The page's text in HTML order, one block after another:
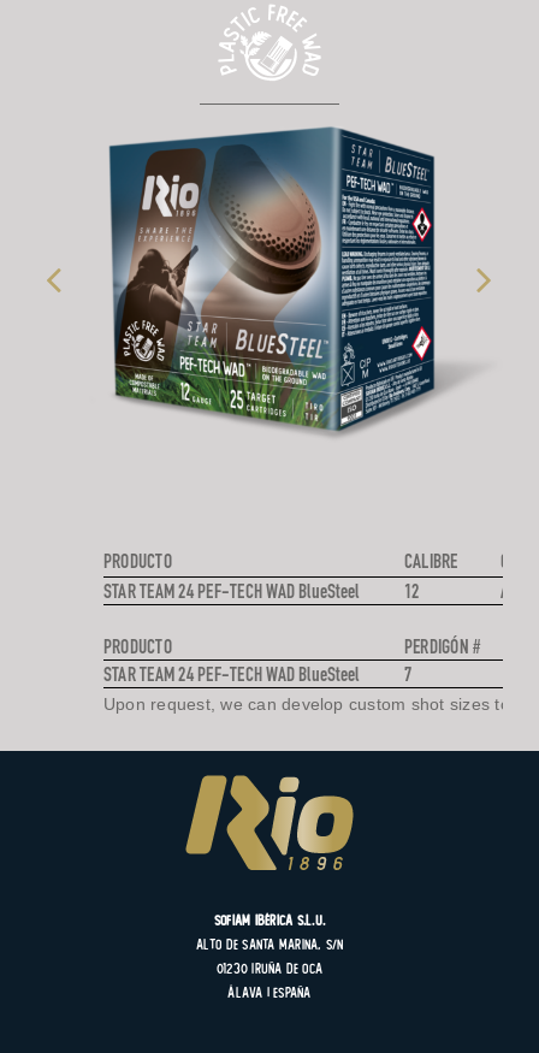
PRODUCTO CALIBRE
STAR TEAM 24 PEF-TECH WAD BlueSteel
12
PRODUCTO
PERDIGÓN #
STAR TEAM 24 PEF-TECH WAD BlueSteel
7
Upon request, we can develop custom shot sizes to
SOFIAM Ibérica S.L.U.
Alto de Santa Marina, s/n
01230 Iruña de Oca
Álava | España